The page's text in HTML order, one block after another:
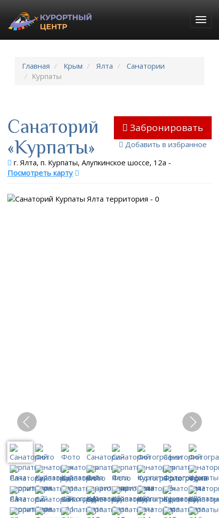
Главная Крым Ялта
Санатории
Курпаты
Забронировать
Добавить в избранное
Санаторий
«Курпаты»
г. Ялта, п. Курпаты, Алупкинское шоссе, 12а -
Посмотреть карту